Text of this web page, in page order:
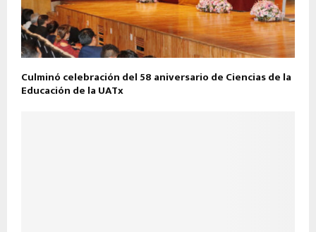
Culminó celebración del 58 aniversario de Ciencias de la
Educación de la UATx